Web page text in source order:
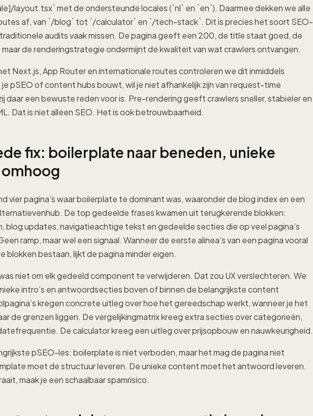
layout.tsx` met de ondersteunde locales (`nl` en `en`). Daarmee dekken we alle
af, van `/blog` tot `/calculator` en `/tech-stack`. Dit is precies het soort SEO-
audits vaak missen. De pagina geeft een 200, de title staat goed, de
de renderingstrategie ondermijnt de kwaliteit van wat crawlers ontvangen.
Next.js, App Router en internationale routes controleren we dit inmiddels
je pSEO of content hubs bouwt, wil je niet afhankelijk zijn van request-time
daar een bewuste reden voor is. Pre-rendering geeft crawlers sneller, stabieler en
Dat is niet alleen SEO. Het is ook betrouwbaarheid.
fix: boilerplate naar beneden, unieke
vier pagina’s waar boilerplate te dominant was, waaronder de blog index en een
De top gedeelde frases kwamen uit terugkerende blokken:
blog updates, navigatieachtige tekst en gedeelde secties die op veel pagina’s
ramp, maar wel een signaal. Wanneer de eerste alinea’s van een pagina vooral
blokken bestaan, lijkt de pagina minder eigen.
niet om elk gedeeld component te verwijderen. Dat zou UX verslechteren. We
intro’s en antwoordsecties boven of binnen de belangrijkste content
kregen concrete uitleg over hoe het gereedschap werkt, wanneer je het
de grenzen liggen. De vergelijkingmatrix kreeg extra secties over categorieën,
De calculator kreeg een uitleg over prijsopbouw en nauwkeurigheid.
pSEO-les: boilerplate is niet verboden, maar het mag de pagina niet
moet de structuur leveren. De unieke content moet het antwoord leveren.
maak je een schaalbaar spamrisico.